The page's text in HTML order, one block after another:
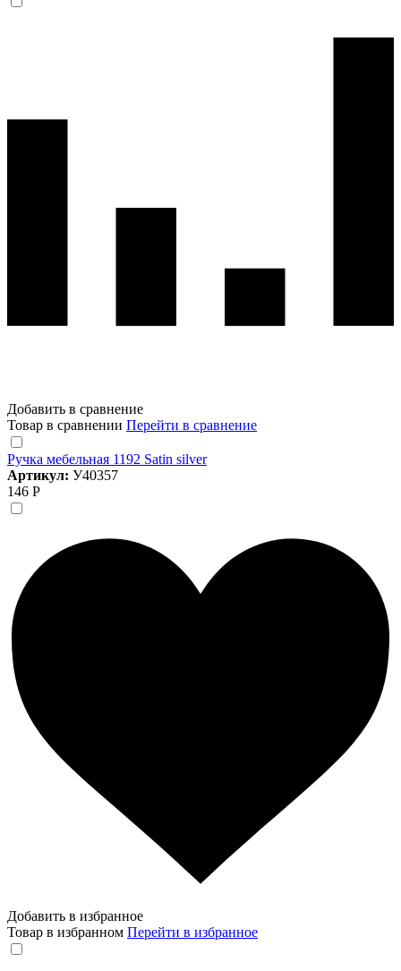
Добавить в сравнение
Товар в сравнении Перейти в сравнение
Ручка мебельная 1192 Satin silver
Артикул: У40357
146 Р
Добавить в избранное
Товар в избранном Перейти в избранное